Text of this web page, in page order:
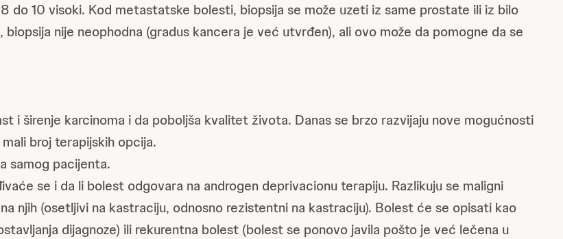
do 10 visoki. Kod metastatske bolesti, biopsija se može uzeti iz same prostate ili iz bilo
nije neophodna (gradus kancera je već utvrđen), ali ovo može da pomogne da se
i širenje karcinoma i da poboljša kvalitet života. Danas se brzo razvijaju nove mogućnosti
broj terapijskih opcija.
samog pacijenta.
se i da li bolest odgovara na androgen deprivacionu terapiju. Razlikuju se maligni
njih (osetljivi na kastraciju, odnosno rezistentni na kastraciju). Bolest će se opisati kao
dijagnoze) ili rekurentna bolest (bolest se ponovo javila pošto je već lečena u